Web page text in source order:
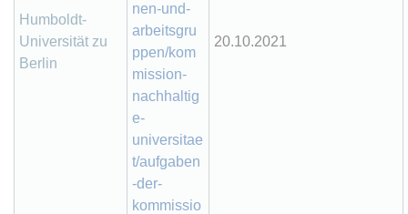
Humboldt-
Universität zu
Berlin
nen-und-
arbeitsgru
ppen/kom
mission-
nachhaltig
e-
universitae
t/aufgaben
-der-
kommissio
20.10.2021